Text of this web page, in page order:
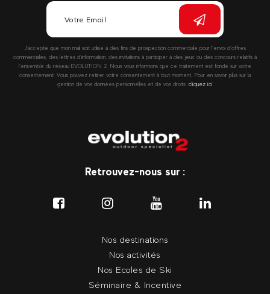
J’accepte que mon mail soit utilisé à des fins de prospection commerciale pour l’envoi d’offres
commerciales, des lettres d’information, des invitations à participer à des jeux ou des concours relatifs à
l’ensemble du réseau EVOLUTION 2. Nous vous informons que ce traitement est fondé sur votre
consentement. Vous pouvez retirer votre consentement à tout moment. Pour en savoir plus sur la
gestion de vos données personnelles et de vos droits :cliquez ici
Retrouvez-nous sur :
Nos destinations
Nos activités
Nos Ecoles de Ski
Séminaire & Incentive